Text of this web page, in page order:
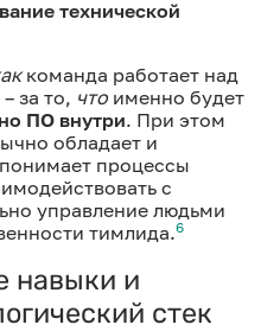
технической
команда работает над
за то, чтоименно будет
ПО внутри. При этом
обладает и
процессы
с
управление людьми
тимлида.6
навыки и
стек